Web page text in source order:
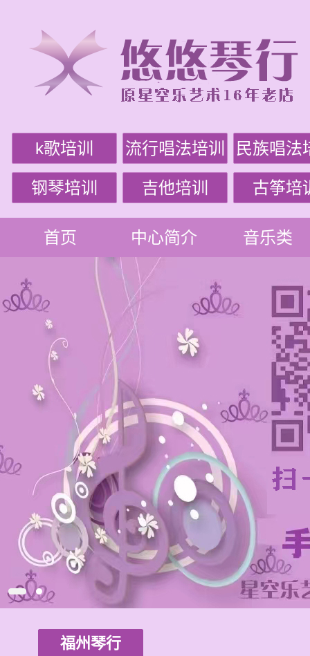
k歌培训 流行唱法培训 民族唱法
钢琴培训 吉他培训 古筝培
首页 中心简介 音乐类
福州琴行